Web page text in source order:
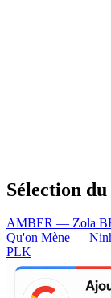
Sélection
AMBER — Zola
Qu'on Mène —
PLK